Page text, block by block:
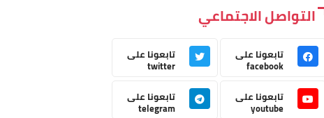
التواصل الاجتماعي
تابعونا على
facebook
تابعونا على
twitter
تابعونا على
youtube
تابعونا على
telegram